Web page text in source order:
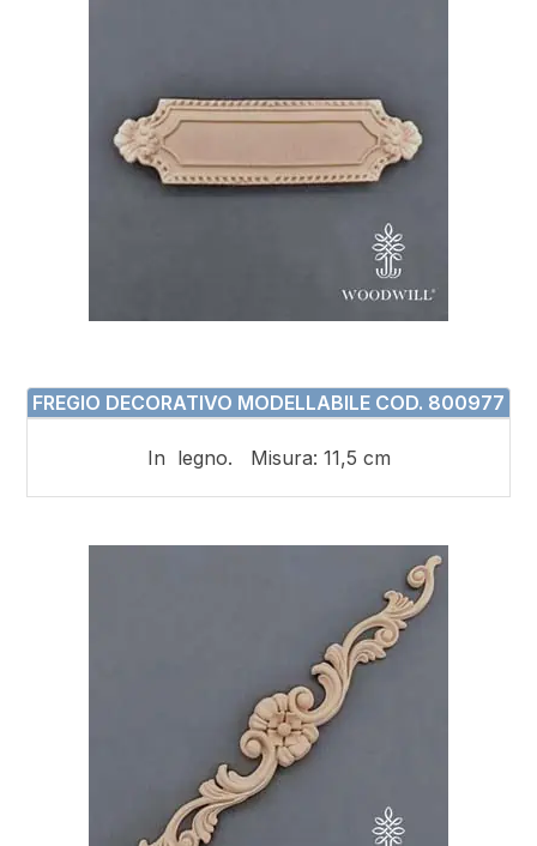
FREGIO DECORATIVO MODELLABILE COD. 800977
In legno. Misura: 11,5 cm